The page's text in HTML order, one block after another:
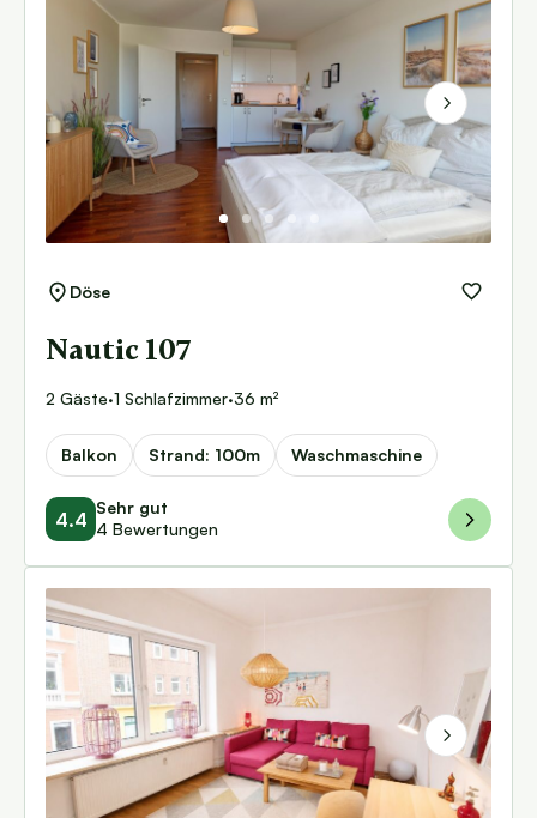
Next
Döse
Nautic 107
2 Gäste·1 Schlafzimmer·36 m²
Balkon Strand: 100m Waschmaschine
4.4 Sehr gut
4 Bewertungen
Next